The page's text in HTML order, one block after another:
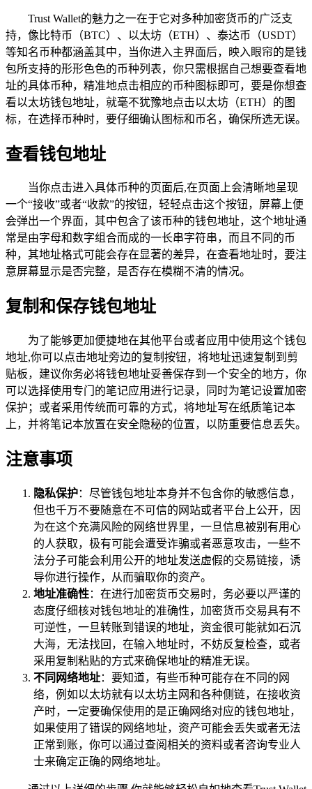
Trust Wallet的魅力之一在于它对多种加密货币的广泛支
持，像比特币（BTC）、以太坊（ETH）、泰达币（USDT）
等知名币种都涵盖其中，当你进入主界面后，映入眼帘的是钱
包所支持的形形色色的币种列表，你只需根据自己想要查看地
址的具体币种，精准地点击相应的币种图标即可，要是你想查
看以太坊钱包地址，就毫不犹豫地点击以太坊（ETH）的图
标，在选择币种时，要仔细确认图标和币名，确保所选无误。
查看钱包地址
当你点击进入具体币种的页面后,在页面上会清晰地呈现
一个“接收”或者“收款”的按钮，轻轻点击这个按钮，屏幕上便
会弹出一个界面，其中包含了该币种的钱包地址，这个地址通
常是由字母和数字组合而成的一长串字符串，而且不同的币
种，其地址格式可能会存在显著的差异，在查看地址时，要注
意屏幕显示是否完整，是否存在模糊不清的情况。
复制和保存钱包地址
为了能够更加便捷地在其他平台或者应用中使用这个钱包
地址,你可以点击地址旁边的复制按钮，将地址迅速复制到剪
贴板，建议你务必将钱包地址妥善保存到一个安全的地方，你
可以选择使用专门的笔记应用进行记录，同时为笔记设置加密
保护；或者采用传统而可靠的方式，将地址写在纸质笔记本
上，并将笔记本放置在安全隐秘的位置，以防重要信息丢失。
注意事项
隐私保护：尽管钱包地址本身并不包含你的敏感信息，
但也千万不要随意在不可信的网站或者平台上公开，因
为在这个充满风险的网络世界里，一旦信息被别有用心
的人获取，极有可能会遭受诈骗或者恶意攻击，一些不
法分子可能会利用公开的地址发送虚假的交易链接，诱
导你进行操作，从而骗取你的资产。
地址准确性：在进行加密货币交易时，务必要以严谨的
态度仔细核对钱包地址的准确性，加密货币交易具有不
可逆性，一旦转账到错误的地址，资金很可能就如石沉
大海，无法找回，在输入地址时，不妨反复检查，或者
采用复制粘贴的方式来确保地址的精准无误。
不同网络地址：要知道，有些币种可能存在不同的网
络，例如以太坊就有以太坊主网和各种侧链，在接收资
产时，一定要确保使用的是正确网络对应的钱包地址，
如果使用了错误的网络地址，资产可能会丢失或者无法
正常到账，你可以通过查阅相关的资料或者咨询专业人
士来确定正确的网络地址。